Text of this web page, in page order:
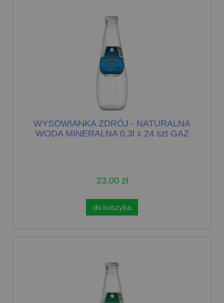
WYSOWIANKA ZDRÓJ - NATURALNA
WODA MINERALNA 0,3l x 24 szt GAZ
23,00 zł
do koszyka